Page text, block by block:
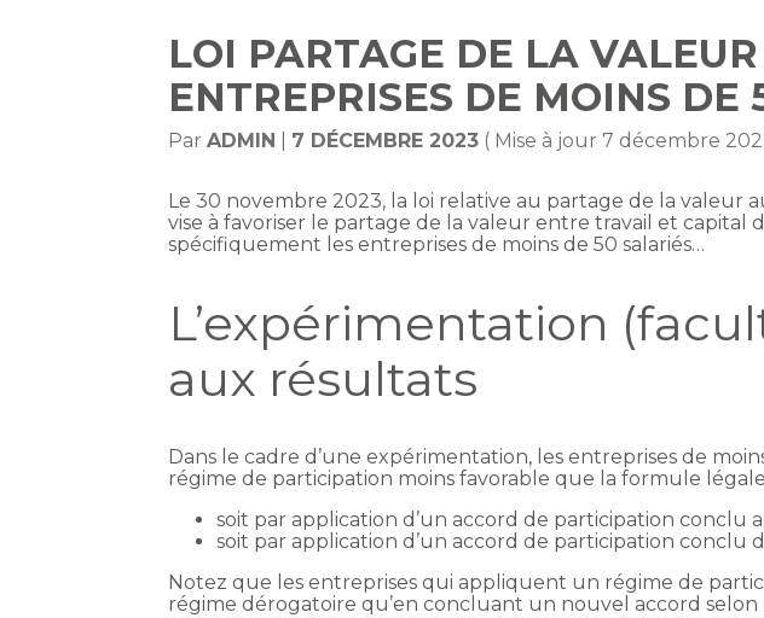
LOI PARTAGE DE LA
ENTREPRISES DE MOINS DE
ParADMIN 7 DÉCEMBRE 2023 ( Mise à jour 7 décembre
Le 30 novembre 2023, la loi relative au partage de la valeur
vise à favoriser le partage de la valeur entre travail et capital
spécifiquement les entreprises de moins de 50 salariés…
L’expérimentation
aux résultats
Dans le cadre d’une expérimentation, les entreprises de
régime de participation moins favorable que la formule
soit par application d’un accord de participation conclu
soit par application d’un accord de participation conclu
Notez que les entreprises qui appliquent un régime de
régime dérogatoire qu’en concluant un nouvel accord